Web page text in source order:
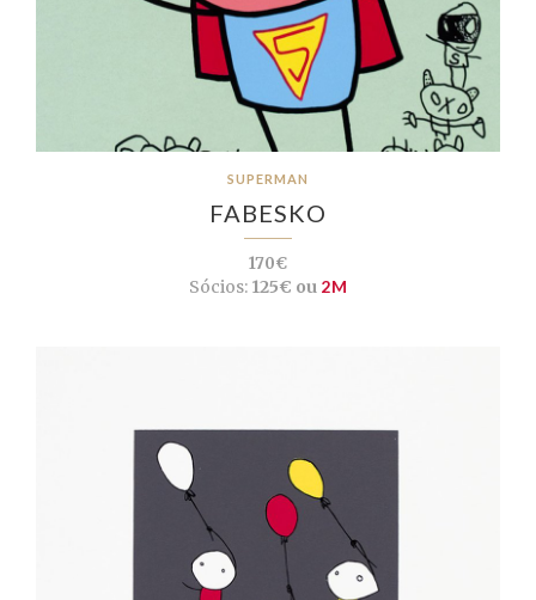
SUPERMAN
FABESKO
170€
Sócios:125€ ou 2M